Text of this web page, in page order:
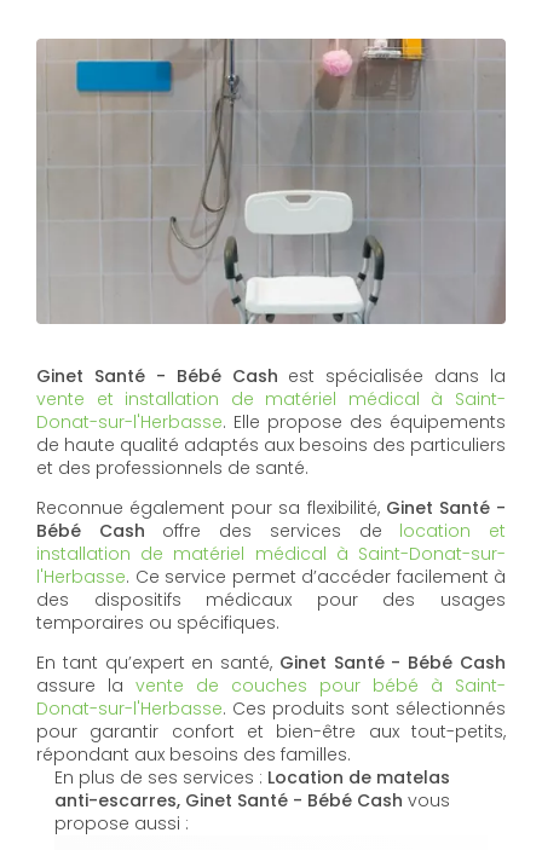
Ginet Santé - Bébé Cash est spécialisée dans la
vente et installation de matériel médical à Saint-
Donat-sur-l'Herbasse. Elle propose des équipements
de haute qualité adaptés aux besoins des particuliers
et des professionnels de santé.
Reconnue également pour sa flexibilité, Ginet Santé -
Bébé Cash offre des services de location et
installation de matériel médical à Saint-Donat-sur-
l'Herbasse. Ce service permet d’accéder facilement à
des dispositifs médicaux pour des usages
temporaires ou spécifiques.
En tant qu’expert en santé, Ginet Santé - Bébé Cash
assure la vente de couches pour bébé à Saint-
Donat-sur-l'Herbasse. Ces produits sont sélectionnés
pour garantir confort et bien-être aux tout-petits,
répondant aux besoins des familles.
En plus de ses services : Location de matelas
anti-escarres, Ginet Santé - Bébé Cash vous
propose aussi :